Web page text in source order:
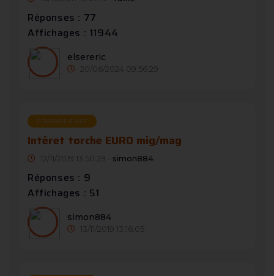
Réponses : 77
Affichages : 11944
elsereric
20/06/2024 09:56:29
DEMANDE D’AIDE
Intêret torche EURO mig/mag
12/11/2019 13:50:29 - simon884
Réponses : 9
Affichages : 51
simon884
13/11/2019 13:16:05